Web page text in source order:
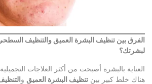
الفرق بين تنظيف البشرة العميق والتنظيف
لبشرتك؟
العناية بالبشرة أصبحت من أكثر العلاجات
هناك خلط كبير بين تنظيف البشرة العميق و